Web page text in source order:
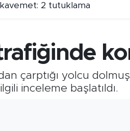
2 tutuklama
çarptığı yolcu
inceleme başlatıldı.